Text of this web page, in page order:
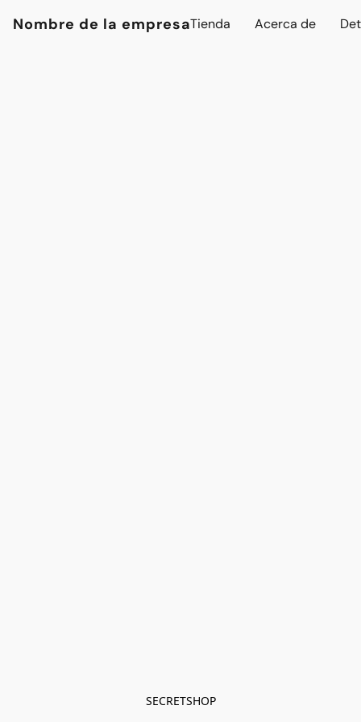
Nombre de la empresaTienda Acerca de
SECRETSHOP